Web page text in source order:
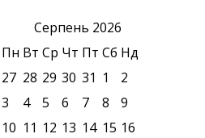
Серпень 2026
Пн Вт Ср Чт Пт Сб Нд
27 28 29 30 31 1
2
3
4 5 6 7 8
9
10 11 12 13 14 15 16